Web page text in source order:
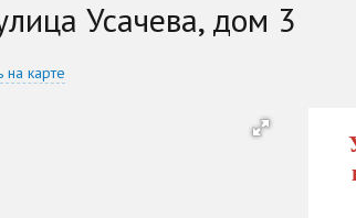
Усачева, дом 3
на карте